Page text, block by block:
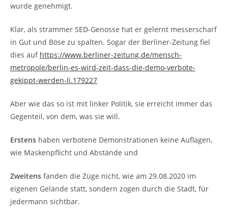
wurde genehmigt.
Klar, als strammer SED-Genosse hat er gelernt messerscharf
in Gut und Böse zu spalten. Sogar der Berliner-Zeitung fiel
dies auf https://www.berliner-zeitung.de/mensch-
metropole/berlin-es-wird-zeit-dass-die-demo-verbote-
gekippt-werden-li.179227
Aber wie das so ist mit linker Politik, sie erreicht immer das
Gegenteil, von dem, was sie will.
Erstens haben verbotene Demonstrationen keine Auflagen,
wie Maskenpflicht und Abstände und
Zweitens fanden die Züge nicht, wie am 29.08.2020 im
eigenen Gelände statt, sondern zogen durch die Stadt, für
jedermann sichtbar.